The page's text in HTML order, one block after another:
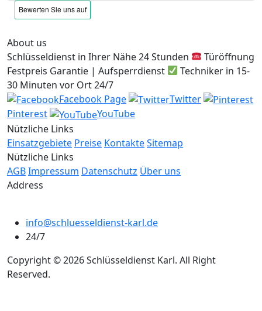
About us
Schlüsseldienst in Ihrer Nähe 24 Stunden
Türöffnung
Festpreis Garantie | Aufsperrdienst
Techniker in 15-
30 Minuten vor Ort 24/7
Facebook Page
Twitter
Pinterest
YouTube
Nützliche Links
Einsatzgebiete Preise KontakteSitemap
Nützliche Links
AGBImpressum Datenschutz Über uns
Address
info@schluesseldienst-karl.de
24/7
Copyright © 2026 Schlüsseldienst Karl. All Right
Reserved.